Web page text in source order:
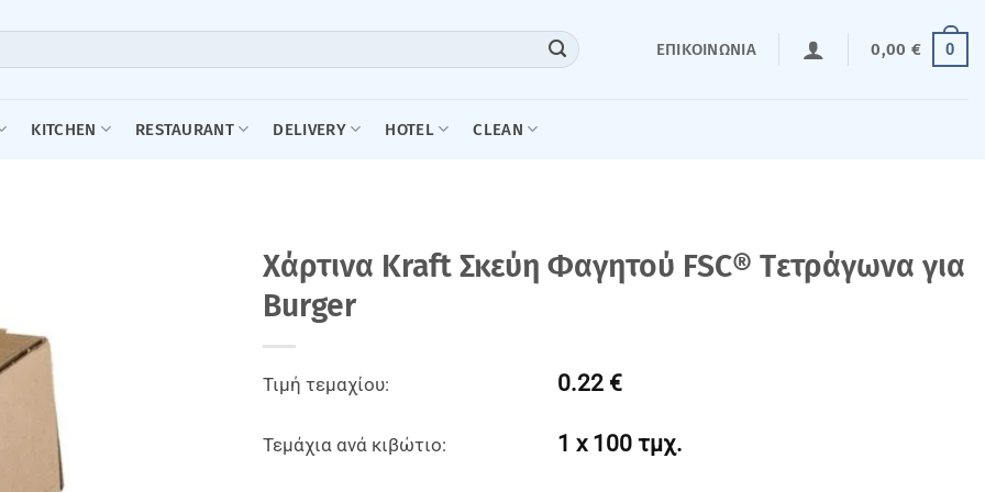
ΕΠΙΚΟΙΝΩΝΊΑ 0,00 € 0
KITCHEN RESTAURANT DELIVERY HOTEL CLEAN
Χάρτινα Kraft Σκεύη Φαγητού FSC® Tετράγωνα για
Burger
Τιμή τεμαχίου: 0.22 €
Τεμάχια ανά κιβώτιο: 1 x 100 τμχ.